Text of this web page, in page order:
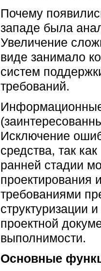
Почему
западе была
Увеличение
виде занимало
систем
требований.
Информационные
Исключение
средства, так
ранней стадии
проектирования
требованиями
структуризации
проектной
выполнимости.
Основные